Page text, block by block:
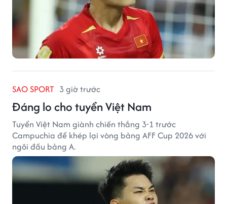
SAO SPORT 3 giờ trước
Đáng lo cho tuyển Việt Nam
Tuyển Việt Nam giành chiến thắng 3-1 trước
Campuchia để khép lại vòng bảng AFF Cup 2026 với
ngôi đầu bảng A.